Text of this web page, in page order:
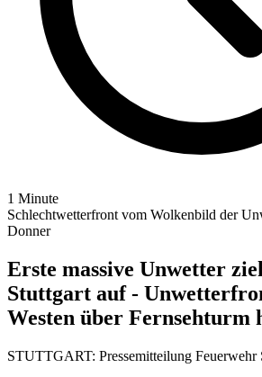
1 Minute
Schlechtwetterfront vom Wolkenbild der
Donner
Erste massive Unwetter
Stuttgart auf -
Westen über Fernsehturm
STUTTGART: Pressemitteilung Feuerwehr